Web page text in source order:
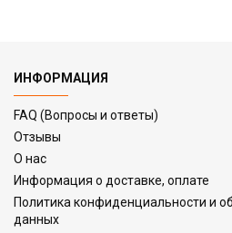
ИНФОРМАЦИЯ
FAQ (Вопросы и ответы)
Отзывы
О нас
Информация о доставке, оплате
Политика конфиденциальности и
данных